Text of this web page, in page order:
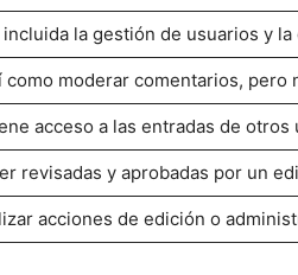
la gestión de usuarios y
moderar comentarios,
acceso a las entradas de
revisadas y aprobadas por un
acciones de edición o